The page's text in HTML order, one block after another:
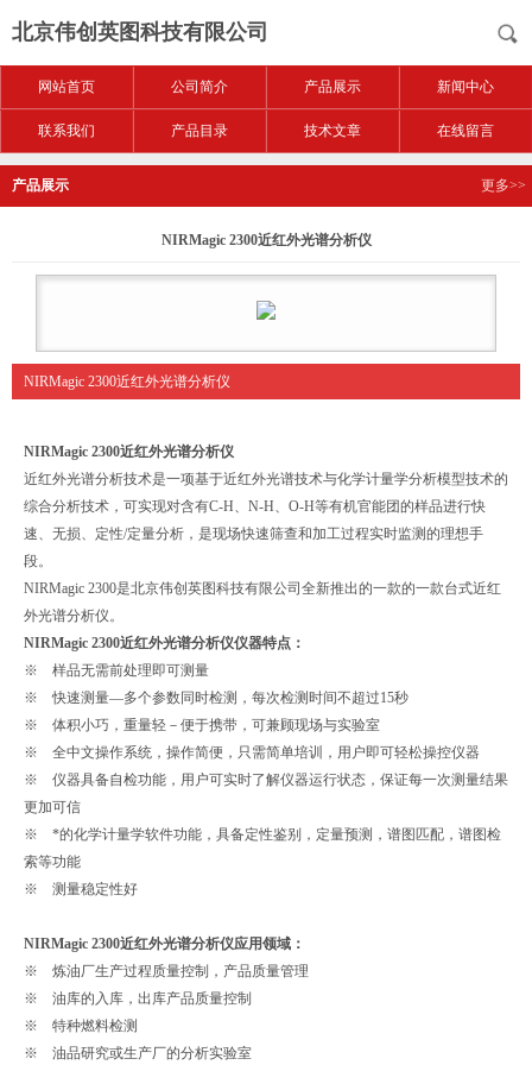
北京伟创英图科技有限公司
网站首页 公司简介 产品展示 新闻中心
联系我们 产品目录 技术文章 在线留言
产品展示 更多>>
NIRMagic 2300近红外光谱分析仪
NIRMagic 2300近红外光谱分析仪
NIRMagic 2300近红外光谱分析仪
近红外光谱分析技术是一项基于近红外光谱技术与化学计量学分析模型技术的
综合分析技术，可实现对含有C-H、N-H、O-H等有机官能团的样品进行快
速、无损、定性/定量分析，是现场快速筛查和加工过程实时监测的理想手
段。
NIRMagic 2300是北京伟创英图科技有限公司全新推出的一款的一款台式近红
外光谱分析仪。
NIRMagic 2300近红外光谱分析仪仪器特点：
※ 样品无需前处理即可测量
※ 快速测量—多个参数同时检测，每次检测时间不超过15秒
※ 体积小巧，重量轻－便于携带，可兼顾现场与实验室
※ 全中文操作系统，操作简便，只需简单培训，用户即可轻松操控仪器
※ 仪器具备自检功能，用户可实时了解仪器运行状态，保证每一次测量结果
更加可信
※ *的化学计量学软件功能，具备定性鉴别，定量预测，谱图匹配，谱图检
索等功能
※ 测量稳定性好
NIRMagic 2300近红外光谱分析仪应用领域：
※ 炼油厂生产过程质量控制，产品质量管理
※ 油库的入库，出库产品质量控制
※ 特种燃料检测
※ 油品研究或生产厂的分析实验室